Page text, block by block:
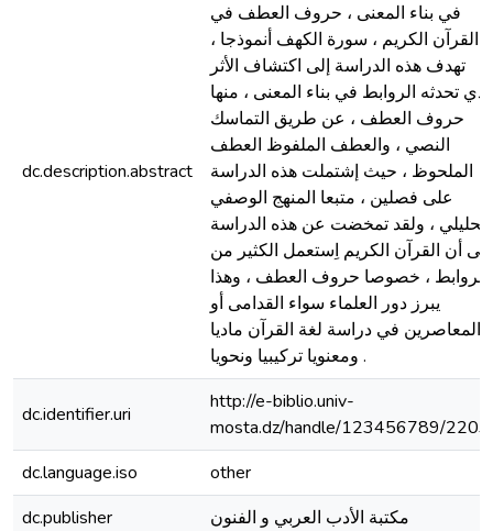
dc.description.abstract
في بناء المعنى ، حروف العطف في
القرآن الكريم ، سورة الكهف أنموذجا ،
تهدف هذه الدراسة إلى اكتشاف الأثر
تحدثه الروابط في بناء المعنى ، منها
حروف العطف ، عن طريق التماسك
النصي ، والعطف الملفوظ العطف
الملحوظ ، حيث إشتملت هذه الدراسة
على فصلين ، متبعا المنهج الوصفي
، ولقد تمخضت عن هذه الدراسة
إلى أن القرآن الكريم اِستعمل الكثير من
الروابط ، خصوصا حروف العطف ، وهذا
يبرز دور العلماء سواء القدامى أو
المعاصرين في دراسة لغة القرآن ماديا
ومعنويا تركيبيا ونحويا .
dc.identifier.uri
http://e-biblio.univ-
mosta.dz/handle/123456789/
dc.language.iso
other
dc.publisher
مكتبة الأدب العربي و الفنون